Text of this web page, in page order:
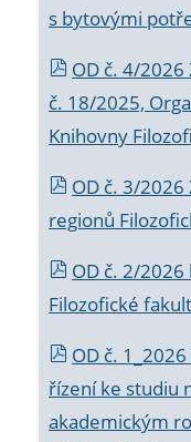
s bytovými
OD č. 4/
č. 18/2025,
Knihovny
OD č. 3/
regionů
OD č. 2/2026
Filozofické
OD č.
řízení ke studiu
akademickým